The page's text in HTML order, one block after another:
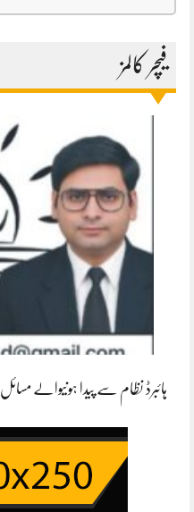
فیچر کالمز
ہائبرڈ نظام سے پیدا ہونیوالے مسائل